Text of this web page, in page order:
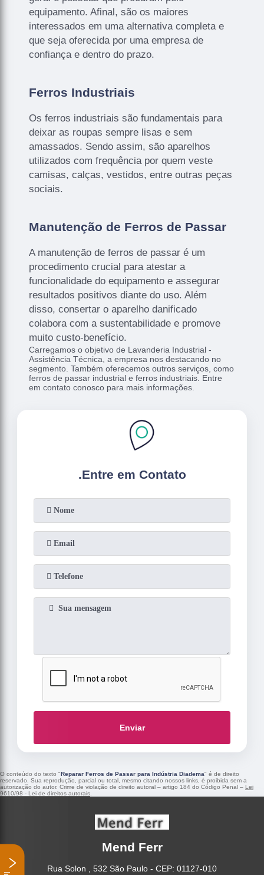
equipamento. Afinal, são os maiores
interessados em uma alternativa completa e
que seja oferecida por uma empresa de
confiança e dentro do prazo.
Ferros Industriais
Os ferros industriais são fundamentais para
deixar as roupas sempre lisas e sem
amassados. Sendo assim, são aparelhos
utilizados com frequência por quem veste
camisas, calças, vestidos, entre outras peças
sociais.
Manutenção de Ferros de Passar
A manutenção de ferros de passar é um
procedimento crucial para atestar a
funcionalidade do equipamento e assegurar
resultados positivos diante do uso. Além
disso, consertar o aparelho danificado
colabora com a sustentabilidade e promove
muito custo-benefício.
Carregamos o objetivo de Lavanderia Industrial -
Assistência Técnica, a empresa nos destacando no
segmento. Também oferecemos outros serviços, como
ferros de passar industrial e ferros industriais. Entre
em contato conosco para mais informações.
.Entre em Contato
Enviar
O conteúdo do texto "Reparar Ferros de Passar para Indústria Diadema" é de direito
reservado. Sua reprodução, parcial ou total, mesmo citando nossos links, é proibida sem a
autorização do autor. Crime de violação de direito autoral – artigo 184 do Código Penal – Lei
9610/98 - Lei de direitos autorais
Mend Ferr
Rua Solon , 532 São Paulo - CEP: 01127-010